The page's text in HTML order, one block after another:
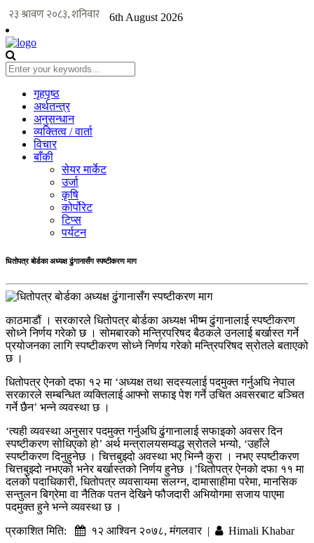
6th August 2026
गृहपृष्ठ
अर्थतन्त्र
अनुसन्धान
व्यक्तित्व / वार्ता
विचार
बाँकी
सेयर मार्केट
उर्जा
कृषि
कोर्पोरेट
टिप्स
पर्यटन
धितोपत्र बोर्डका अध्यक्ष ढुंगानासँग स्पष्टीकरण माग
काठमाडौं । सरकारले धितोपत्र बोर्डका अध्यक्ष भीष्म ढुंगानालाई स्पष्टीकरण
सोध्ने निर्णय गरेको छ । सोमबारको मन्त्रिपरिषद बैठकले उनलाई बर्खास्त गर्ने
प्रयोजनका लागि स्पष्टीकरण सोध्ने निर्णय गरेको मन्त्रिपरिषद स्रोतले बताएको
छ ।
धितोपत्र ऐनको दफा १२ मा ‘अध्यक्ष तथा सदस्यलाई पदमुक्त गर्नुअघि नेपाल
सरकारले सम्बन्धित व्यक्तिलाई आफ्नो सफाइ पेश गर्ने उचित अवसरबाट बञ्चित
गर्ने छैन’ भन्ने व्यवस्था छ ।
‘त्यही व्यवस्था अनुसार पदमुक्त गर्नुअघि ढुंगानालाई सफाइको अवसर दिन
स्पष्टीकरण सोधिएको हो’ अर्थ मन्त्रालयसम्वद्ध स्रोतले भन्यो, ‘उहाँले
स्पष्टीकरण दिनुहुनेछ । चित्तबुझ्दो अवस्था भए भिन्नै कुरा । नभए स्पष्टीकरण
चित्तबुझ्दो नभएको भनेर बर्खास्तको निर्णय हुनेछ ।’धितोपत्र ऐनको दफा ११ मा
दलको पदाधिकारी, धितोपत्र व्यवसायमा सलग्न, दामासाहीमा परेमा, मानसिक
सन्तुलन बिग्रेमा वा नैतिक पतन देखिने फौजदारी अभियोगमा सजाय पाएमा
पदमुक्त हुने भन्ने व्यवस्था छ ।
प्रकाशित मिति:
१२ आश्विन २०७८, मंगलवार | Himali Khabar